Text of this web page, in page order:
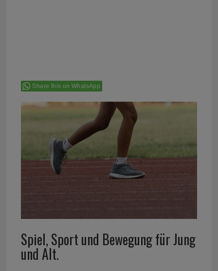
Share this on WhatsApp
Spiel, Sport und Bewegung für Jung
und Alt.